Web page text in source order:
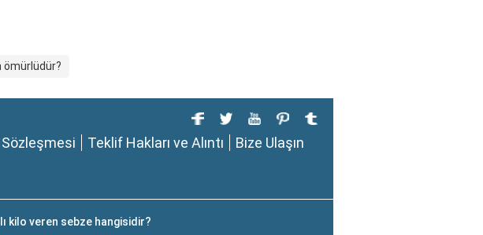
ömürlüdür?
Sözleşmesi Teklif Hakları ve Alıntı Bize Ulaşın
kilo veren sebze hangisidir?